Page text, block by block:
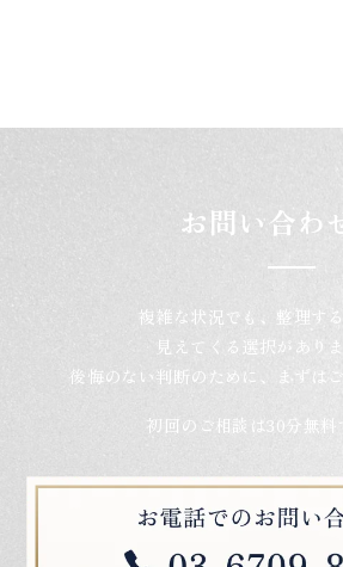
お問い合わ
複雑な状況でも、整理す
見えてくる選択がありま
後悔のない判断のために、まずは
初回のご相談は30分無料